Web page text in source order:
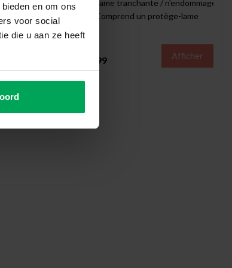
en om ons
voor social
die u aan ze heeft
les lames émoussées
Lame tranchante / n'endommage
Comprend un protège-lame
€5,99 Afficher